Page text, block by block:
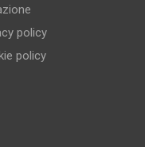
policy
policy